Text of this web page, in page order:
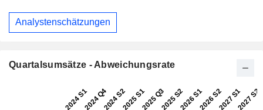
Analystenschätzungen
Quartalsumsätze - Abweichungsrate